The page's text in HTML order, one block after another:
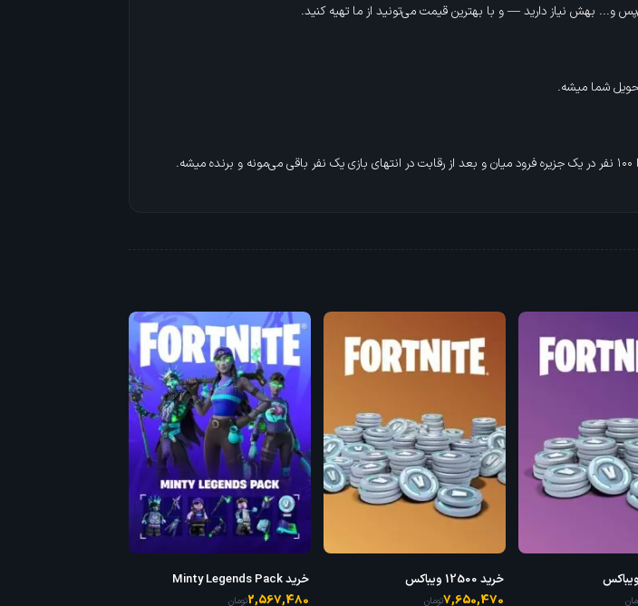
و... بهش نیاز دارید — و با بهترین قیمت می‌تونید از ما تهیه کنید.
خرید 12500 ویباکس
7,650,470تومان
خرید Minty Legends Pack
2,567,480تومان